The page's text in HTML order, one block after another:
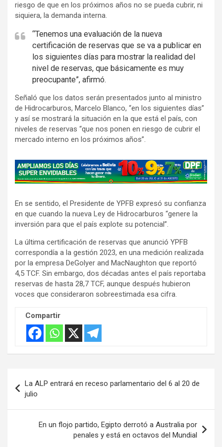
riesgo de que en los próximos años no se pueda cubrir, ni
siquiera, la demanda interna.
“Tenemos una evaluación de la nueva
certificación de reservas que se va a publicar en
los siguientes días para mostrar la realidad del
nivel de reservas, que básicamente es muy
preocupante”, afirmó.
Señaló que los datos serán presentados junto al ministro
de Hidrocarburos, Marcelo Blanco, “en los siguientes días”
y así se mostrará la situación en la que está el país, con
niveles de reservas “que nos ponen en riesgo de cubrir el
mercado interno en los próximos años”.
A
d
e
r
t
i
s
e
m
e
En se sentido, el Presidente de YPFB expresó su confianza
en que cuando la nueva Ley de Hidrocarburos “genere la
inversión para que el país explote su potencial”.
La última certificación de reservas que anunció YPFB
correspondía a la gestión 2023, en una medición realizada
por la empresa DeGolyer and MacNaughton que reportó
4,5 TCF. Sin embargo, dos décadas antes el país reportaba
reservas de hasta 28,7 TCF, aunque después hubieron
voces que consideraron sobreestimada esa cifra.
Compartir
de
entradas
La ALP entrará en receso parlamentario del 6 al 20 de
julio
En un flojo partido, Egipto derrotó a Australia por
penales y está en octavos del Mundial